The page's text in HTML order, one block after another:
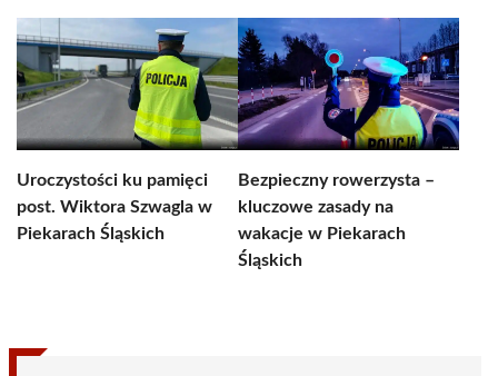
Uroczystości ku pamięci
post. Wiktora Szwagla w
Piekarach Śląskich
Bezpieczny rowerzysta –
kluczowe zasady na
wakacje w Piekarach
Śląskich